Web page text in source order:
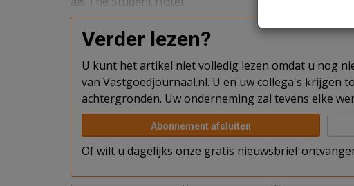
Verder lezen?
U kunt het artikel niet volledig lezen omdat u nog
van Vastgoedjournaal.nl. U en uw collega's krijgen
achtergronden. Uw onderneming zal tevens elke
Abonnement afsluiten
Of wilt u dagelijks onze gratis nieuwsbrief